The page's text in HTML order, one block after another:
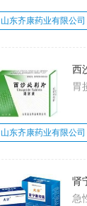
山东齐康药业有限公司
西
胃
大
山东齐康药业有限公司
肾
急